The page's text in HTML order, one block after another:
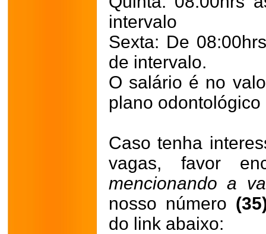
intervalo
Sexta: De
de intervalo.
O salário é no
plano
Caso tenha
vagas, favor
mencionando a
nosso número
do link abaixo: